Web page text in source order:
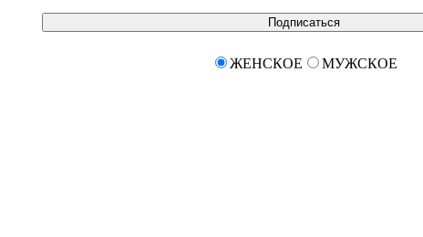
Подписаться
ЖЕНСКОЕ МУЖСКОЕ